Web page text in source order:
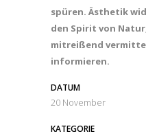
spüren. Ästhetik
den Spirit von
mitreißend
informieren.
DATUM
20 November
KATEGORIE